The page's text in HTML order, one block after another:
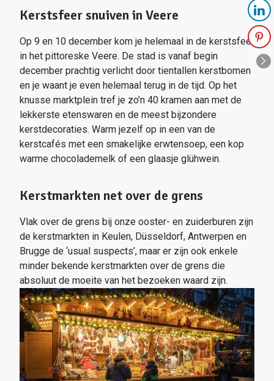
Kerstsfeer snuiven in Veere
Op 9 en 10 december kom je helemaal in de kerstsfeer
in het pittoreske Veere. De stad is vanaf begin
december prachtig verlicht door tientallen kerstbomen
en je waant je even helemaal terug in de tijd. Op het
knusse marktplein tref je zo’n 40 kramen aan met de
lekkerste etenswaren en de meest bijzondere
kerstdecoraties. Warm jezelf op in een van de
kerstcafés met een smakelijke erwtensoep, een kop
warme chocolademelk of een glaasje glühwein.
Kerstmarkten net over de grens
Vlak over de grens bij onze ooster- en zuiderburen zijn
de kerstmarkten in Keulen, Düsseldorf, Antwerpen en
Brugge de ‘usual suspects’, maar er zijn ook enkele
minder bekende kerstmarkten over de grens die
absoluut de moeite van het bezoeken waard zijn.